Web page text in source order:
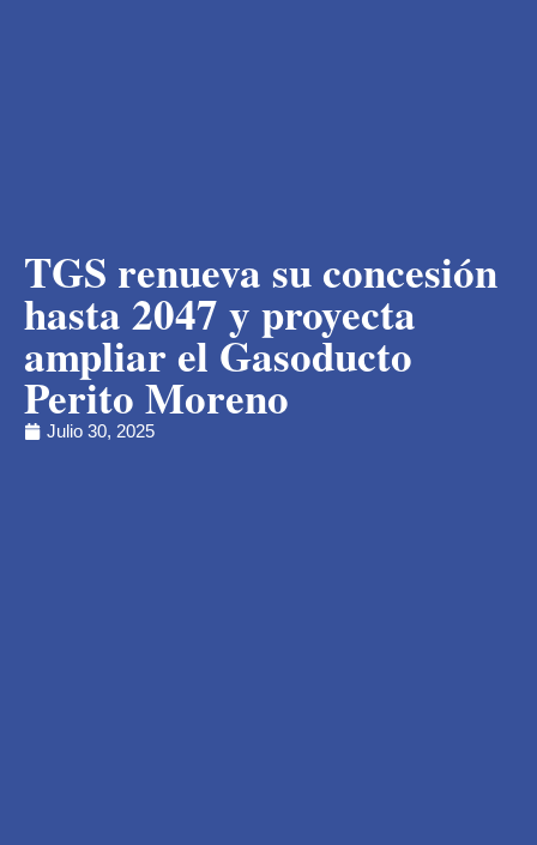
TGS renueva su concesión
hasta 2047 y proyecta
ampliar el Gasoducto
Perito Moreno
Julio 30, 2025